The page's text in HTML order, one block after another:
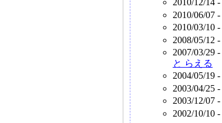
2010/12/14 -
2010/06/07 -
2010/03/10 -
2008/05/12 -
2007/03/29 -
と らえる
2004/05/19 -
2003/04/25 -
2003/12/07 -
2002/10/10 -